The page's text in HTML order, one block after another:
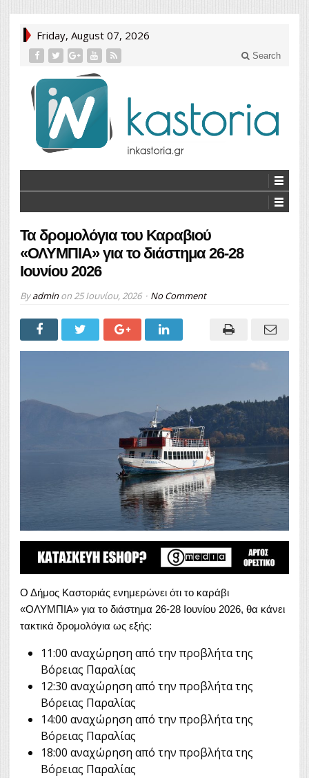
Friday, August 07, 2026
Search
Τα δρομολόγια του Καραβιού
«ΟΛΥΜΠΙΑ» για το διάστημα 26-28
Ιουνίου 2026
Byadminon 25 Ιουνίου, 2026 No Comment
Ο Δήμος Καστοριάς ενημερώνει ότι το καράβι
«ΟΛΥΜΠΙΑ» για το διάστημα 26-28 Ιουνίου 2026, θα κάνει
τακτικά δρομολόγια ως εξής:
11:00 αναχώρηση από την προβλήτα της
Βόρειας Παραλίας
12:30 αναχώρηση από την προβλήτα της
Βόρειας Παραλίας
14:00 αναχώρηση από την προβλήτα της
Βόρειας Παραλίας
18:00 αναχώρηση από την προβλήτα της
Βόρειας Παραλίας